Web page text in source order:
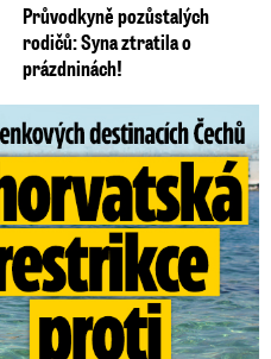
Průvodkyně pozůstalých
rodičů: Syna ztratila o
prázdninách!
proti naháčům!